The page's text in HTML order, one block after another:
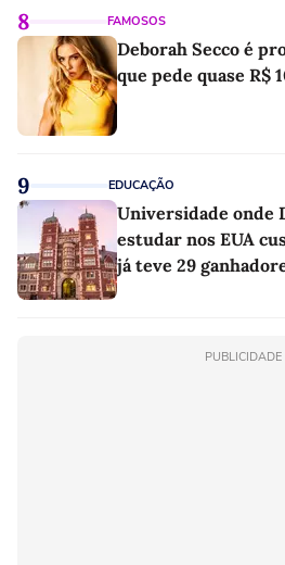
8 FAMOSOS
Deborah Secco é
que pede quase R$
9 EDUCAÇÃO
Universidade onde
estudar nos EUA
já teve 29
PUBLICIDADE